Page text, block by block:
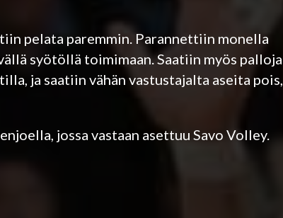
pelata paremmin. Parannettiin monella
syötöllä toimimaan. Saatiin myös palloja
ja saatiin vähän vastustajalta aseita pois,
jossa vastaan asettuu Savo Volley.